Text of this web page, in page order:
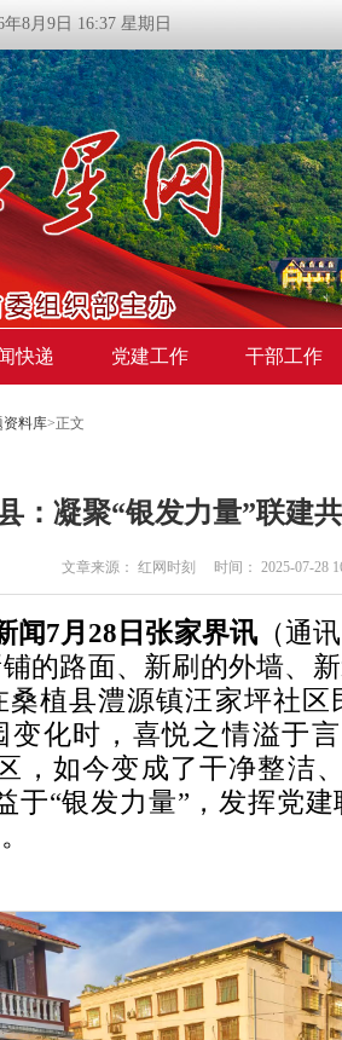
年8月9日 16:37 星期日
快递 党建工作 干部工作
资料库>正文
：凝聚“银发力量”联建
文章来源： 红网时刻 时间： 2025-07-28
闻7月28日张家界讯 （通
的路面、新刷的外墙、
桑植县澧源镇汪家坪社
变化时，喜悦之情溢于
，如今变成了干净整洁
于“银发力量”，发挥党